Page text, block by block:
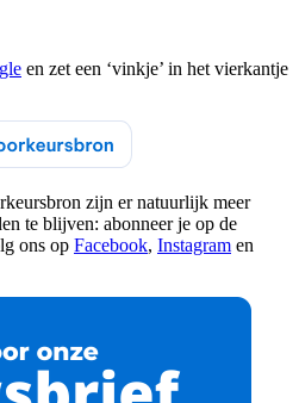
en zet een ‘vinkje’ in het vierkantje
zijn er natuurlijk meer
te blijven: abonneer je op de
ons op Facebook, Instagram en